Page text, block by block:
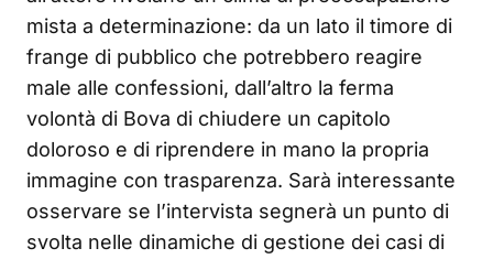
mista a determinazione: da un lato il timore di
frange di pubblico che potrebbero reagire
male alle confessioni, dall’altro la ferma
volontà di Bova di chiudere un capitolo
doloroso e di riprendere in mano la propria
immagine con trasparenza. Sarà interessante
osservare se l’intervista segnerà un punto di
svolta nelle dinamiche di gestione dei casi di